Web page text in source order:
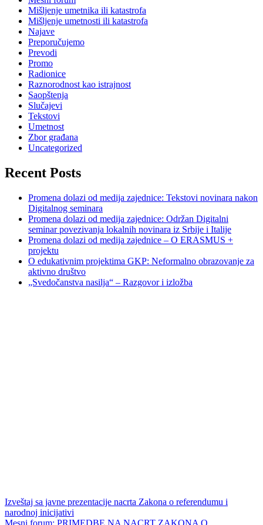
Mišljenje umetnika ili katastrofa
Mišljenje umetnosti ili katastrofa
Najave
Preporučujemo
Prevodi
Promo
Radionice
Raznorodnost kao istrajnost
Saopštenja
Slučajevi
Tekstovi
Umetnost
Zbor građana
Uncategorized
Recent Posts
Promena dolazi od medija zajednice: Tekstovi novinara nakon
Digitalnog seminara
Promena dolazi od medija zajednice: Održan Digitalni
seminar povezivanja lokalnih novinara iz Srbije i Italije
Promena dolazi od medija zajednice – O ERASMUS +
projektu
O edukativnim projektima GKP: Neformalno obrazovanje za
aktivno društvo
„Svedočanstva nasilja“ – Razgovor i izložba
Izveštaj sa javne prezentacije nacrta Zakona o referendumu i
narodnoj inicijativi
Mesni forum: PRIMEDBE NA NACRT ZAKONA O